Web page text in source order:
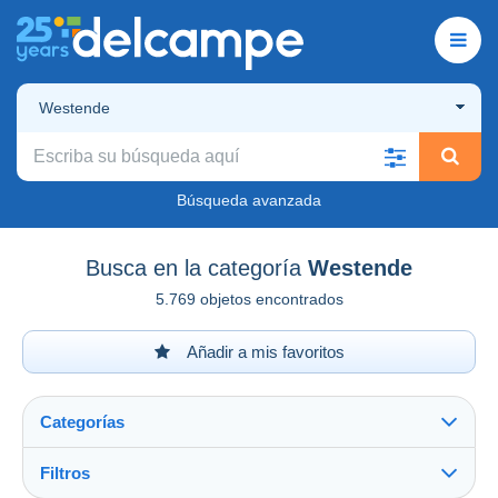
Westende
Búsqueda avanzada
Busca en la categoría Westende
5.769 objetos encontrados
Añadir a mis favoritos
Categorías
Filtros